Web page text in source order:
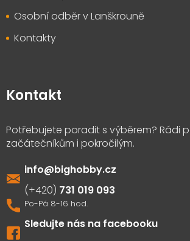
Osobní odběr v Lanškrouně
Kontakty
Kontakt
info@bighobby.cz
731 019 093
Sledujte nás na facebooku